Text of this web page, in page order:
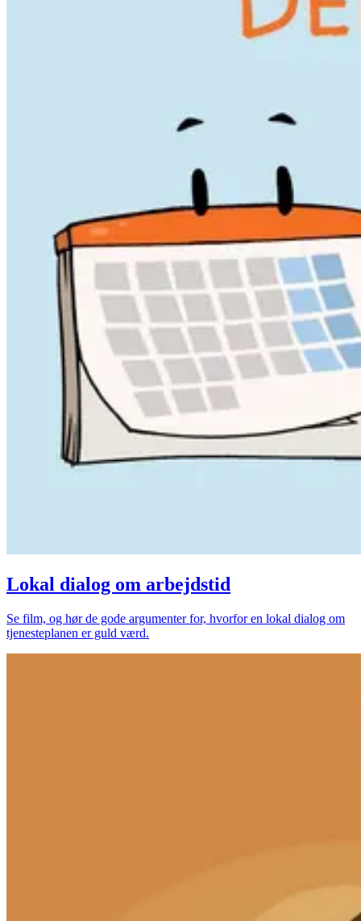
Lokal dialog om arbejdstid
Se film, og hør de gode argumenter for, hvorfor en lokal dialog om
tjenesteplanen er guld værd.